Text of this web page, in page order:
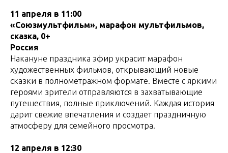
11 апреля в 11:00
«Союзмультфильм», марафон мультфильмов,
сказка, 0+
Россия
Накануне праздника эфир украсит марафон
художественных фильмов, открывающий новые
сказки в полнометражном формате. Вместе с яркими
героями зрители отправляются в захватывающие
путешествия, полные приключений. Каждая история
дарит свежие впечатления и создает праздничную
атмосферу для семейного просмотра.
12 апреля в 12:30